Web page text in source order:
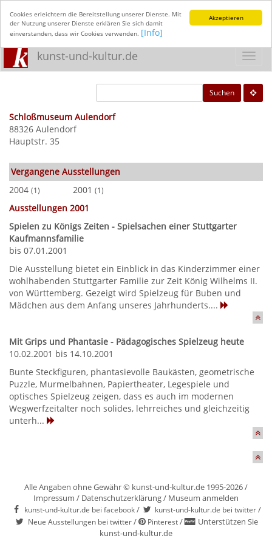
Akzeptieren
Cookies erleichtern die Bereitstellung unserer Dienste. Mit
der Nutzung unserer Dienste erklären Sie sich damit
einverstanden, dass wir Cookies verwenden. [Info]
kunst-und-kultur.de
Suchen
Schloßmuseum Aulendorf
88326 Aulendorf
Hauptstr. 35
Vergangene Ausstellungen
2004 (1) 2001 (1)
Ausstellungen 2001
Spielen zu Königs Zeiten - Spielsachen einer Stuttgarter
Kaufmannsfamilie
bis 07.01.2001
Die Ausstellung bietet ein Einblick in das Kinderzimmer einer
wohlhabenden Stuttgarter Familie zur Zeit König Wilhelms II.
von Württemberg. Gezeigt wird Spielzeug für Buben und
Mädchen aus dem Anfang unseres Jahrhunderts....
Mit Grips und Phantasie - Pädagogisches Spielzeug heute
10.02.2001 bis 14.10.2001
Bunte Steckfiguren, phantasievolle Baukästen, geometrische
Puzzle, Murmelbahnen, Papiertheater, Legespiele und
optisches Spielzeug zeigen, dass es auch im modernen
Wegwerfzeitalter noch solides, lehrreiches und gleichzeitig
unterh...
Alle Angaben ohne Gewähr © kunst-und-kultur.de 1995-2026 /
Impressum / Datenschutzerklärung/ Museum anmelden
kunst-und-kultur.de bei facebook/ kunst-und-kultur.de bei twitter/
Neue Ausstellungen bei twitter/ Pinterest/
Unterstützen Sie
kunst-und-kultur.de